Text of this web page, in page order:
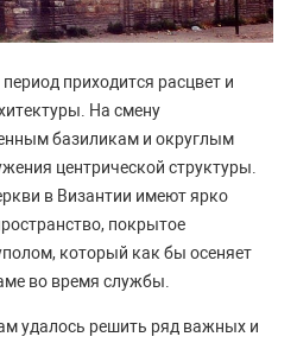
приходится расцвет и
На смену
базиликам и округлым
центрической структуры.
в Византии имеют ярко
покрытое
который как бы осеняет
во время службы.
удалось решить ряд важных и